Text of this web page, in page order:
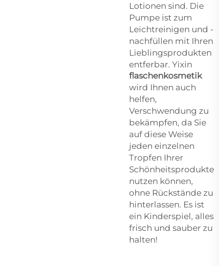
Lotionen sind. Die
Pumpe ist zum
Leichtreinigen und -
nachfüllen mit Ihren
Lieblingsprodukten
entferbar. Yixin
flaschenkosmetik
wird Ihnen auch
helfen,
Verschwendung zu
bekämpfen, da Sie
auf diese Weise
jeden einzelnen
Tropfen Ihrer
Schönheitsprodukte
nutzen können,
ohne Rückstände zu
hinterlassen. Es ist
ein Kinderspiel, alles
frisch und sauber zu
halten!